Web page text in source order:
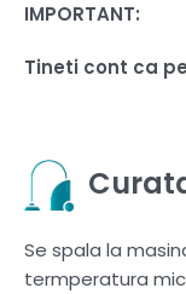
IMPORTANT:
Tineti cont ca
Se spala la
termperatura